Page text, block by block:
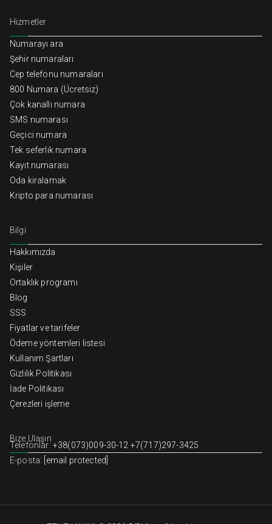
Hizmetler
Numarayı ara
Şehir numaraları
Cep telefonu numaraları
800 Numara (Ücretsiz)
Çok kanallı numara
SMS numarası
Geçici numara
Tek seferlik numara
Kayıt numarası
Oda kiralamak
Kripto para numarası
Bilgi
Hakkımızda
Kişiler
Ortaklık programı
Blog
SSS
Fiyatlar ve tarifeler
Ödeme yöntemleri listesi
Kullanım Şartları
Gizlilik Politikası
İade Politikası
Çerezleri işleme
Bize Ulaşın
Telefonlar: +38(073)009-30-12 +7(717)297-3425
E-posta: [email protected]